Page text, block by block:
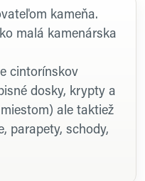
kameňa.
malá kamenárska
cintorínskov
dosky, krypty a
ale taktiež
parapety, schody,